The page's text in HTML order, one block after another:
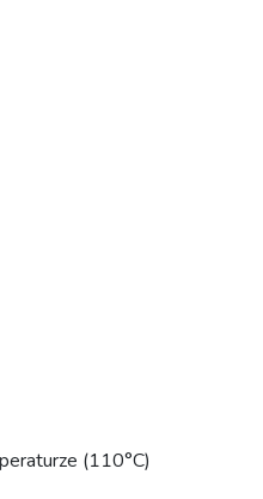
(110°C)